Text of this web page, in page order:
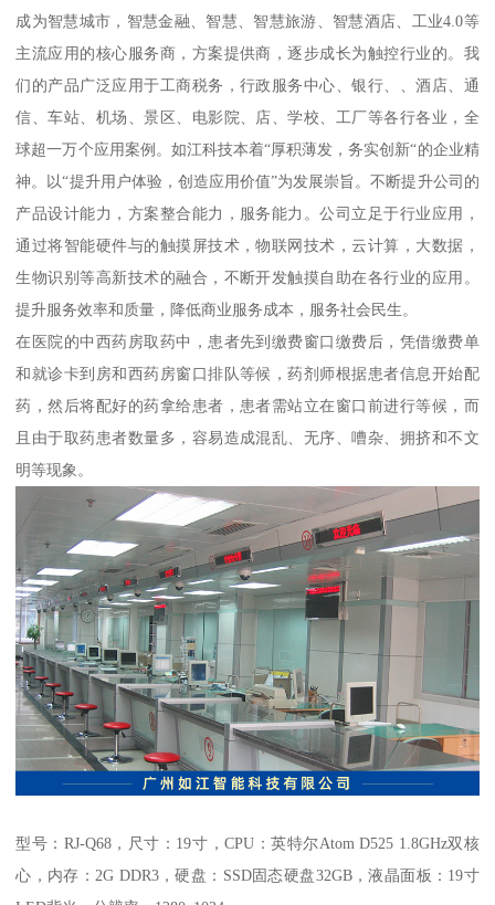
成为智慧城市，智慧金融、智慧、智慧旅游、智慧酒店、工业4.0等
主流应用的核心服务商，方案提供商，逐步成长为触控行业的。我
们的产品广泛应用于工商税务，行政服务中心、银行、、酒店、通
信、车站、机场、景区、电影院、店、学校、工厂等各行各业，全
球超一万个应用案例。如江科技本着“厚积薄发，务实创新“的企业精
神。以“提升用户体验，创造应用价值”为发展崇旨。不断提升公司的
产品设计能力，方案整合能力，服务能力。公司立足于行业应用，
通过将智能硬件与的触摸屏技术，物联网技术，云计算，大数据，
生物识别等高新技术的融合，不断开发触摸自助在各行业的应用。
提升服务效率和质量，降低商业服务成本，服务社会民生。
在医院的中西药房取药中，患者先到缴费窗口缴费后，凭借缴费单
和就诊卡到房和西药房窗口排队等候，药剂师根据患者信息开始配
药，然后将配好的药拿给患者，患者需站立在窗口前进行等候，而
且由于取药患者数量多，容易造成混乱、无序、嘈杂、拥挤和不文
明等现象。
型号：RJ-Q68，尺寸：19寸，CPU：英特尔Atom D525 1.8GHz双核
心，内存：2G DDR3，硬盘：SSD固态硬盘32GB，液晶面板：19寸